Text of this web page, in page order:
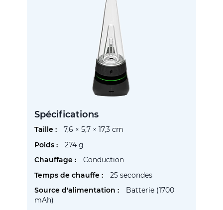
Spécifications
Plus
7,6 × 5,7 × 17,3 cm
274 g
Conduction
25 secondes
Batterie (1700
mAh)